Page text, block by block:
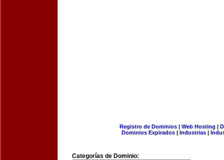
Registro de Dominios| Web Hosting |
Dominios Expirados | Industrias |
Categorías de Dominio: